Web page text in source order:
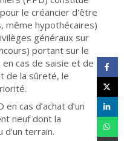
le créancier d'être
même hypothécaires)
généraux sur
portant sur le
en cas de saisie et de
de la sûreté, le
cas d’achat d’un
neuf dont la
terrain.